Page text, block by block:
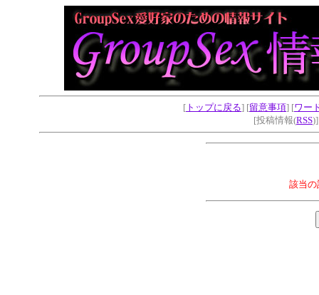
[ トップに戻る] [留意事項] [ワー
[投稿情報(RSS
該当の